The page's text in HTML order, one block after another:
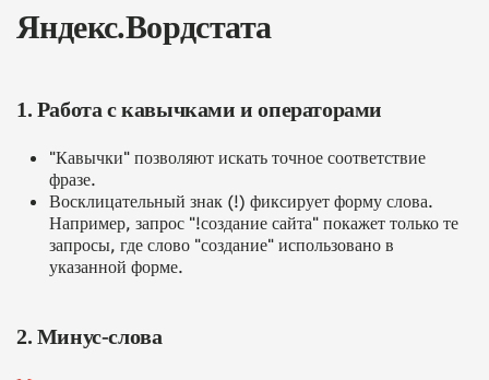
Яндекс.Вордстата
1. Работа с кавычками и операторами
"Кавычки" позволяют искать точное соответствие
фразе.
Восклицательный знак (!) фиксирует форму слова.
Например, запрос "!создание сайта" покажет только те
запросы, где слово "создание" использовано в
указанной форме.
2. Минус-слова